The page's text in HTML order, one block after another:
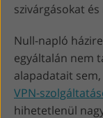
szivárgásokat
Null-napló
egyáltalán nem
alapadatait
VPN-
hihetetlenül